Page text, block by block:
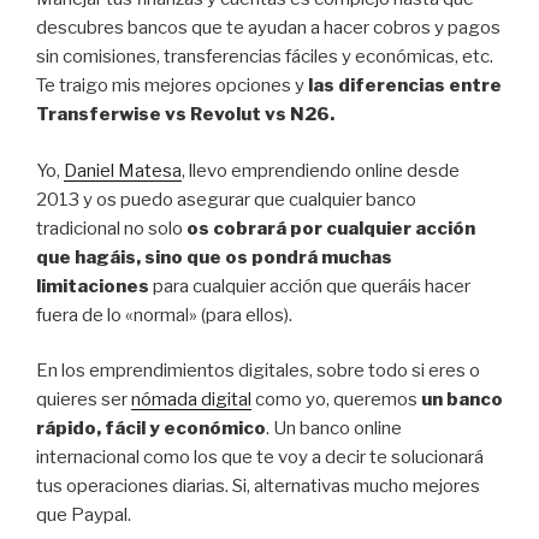
descubres bancos que te ayudan a hacer cobros y pagos
sin comisiones, transferencias fáciles y económicas, etc.
Te traigo mis mejores opciones y las diferencias entre
Transferwise vs Revolut vs N26.
Yo, Daniel Matesa, llevo emprendiendo online desde
2013 y os puedo asegurar que cualquier banco
tradicional no solo os cobrará por cualquier acción
que hagáis, sino que os pondrá muchas
limitaciones para cualquier acción que queráis hacer
fuera de lo «normal» (para ellos).
En los emprendimientos digitales, sobre todo si eres o
quieres sernómada digital como yo, queremos un banco
rápido, fácil y económico. Un banco online
internacional como los que te voy a decir te solucionará
tus operaciones diarias. Si, alternativas mucho mejores
que Paypal.